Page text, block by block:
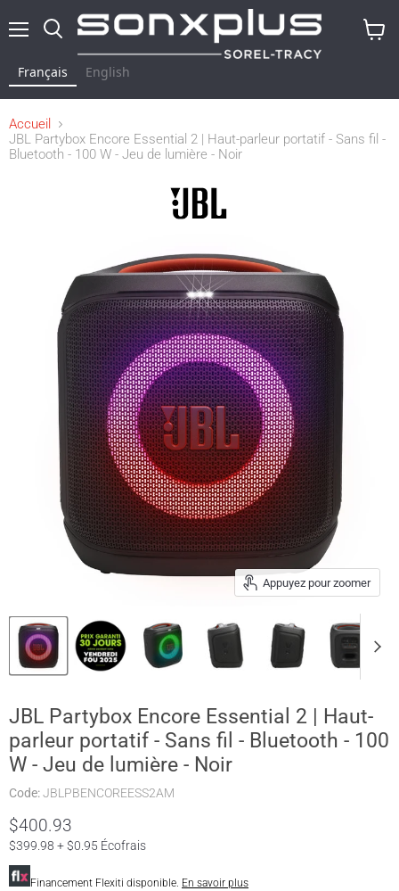
Français English
Accueil
JBL Partybox Encore Essential 2 | Haut-parleur portatif - Sans fil -
Bluetooth - 100 W - Jeu de lumière - Noir
Appuyez pour zoomer
JBL Partybox Encore Essential 2 | Haut-
parleur portatif - Sans fil - Bluetooth - 100
W - Jeu de lumière - Noir
Code:JBLPBENCOREESS2AM
$400.93
$399.98 + $0.95 Écofrais
Financement Flexiti disponible. En savoir plus